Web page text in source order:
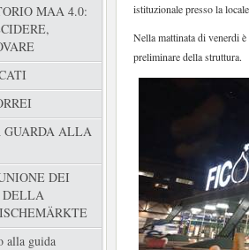
MAA 4.0:
GUARDA ALLA
DEI
DELLA
alla guida
istituzionale presso la
Nella mattinata di venerdi
preliminare della struttura.